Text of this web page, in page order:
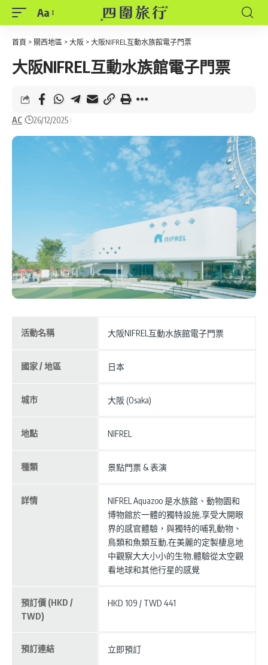
Font
Resizer
Aa
首頁 > 關西地區 > 大阪 > 大阪NIFREL互動水族館電子門票
大阪NIFREL互動水族館電子門票
AC 26/12/2025
活動名稱 大阪NIFREL互動水族館電子門票
國家 / 地區 日本
城市 大阪 (Osaka)
地點 NIFREL
種類 景點門票 & 表演
詳情
NIFREL Aquazoo 是水族館、動物園和
博物館於一體的獨特設施,享受大開眼
界的感官體驗，與獨特的哺乳動物、
鳥類和魚類互動,在美麗的定製棲息地
中觀察大大小小的生物,體驗從太空觀
看地球和其他行星的感覺
預訂價 (HKD /
TWD)
HKD 109 / TWD 441
預訂連結 立即預訂